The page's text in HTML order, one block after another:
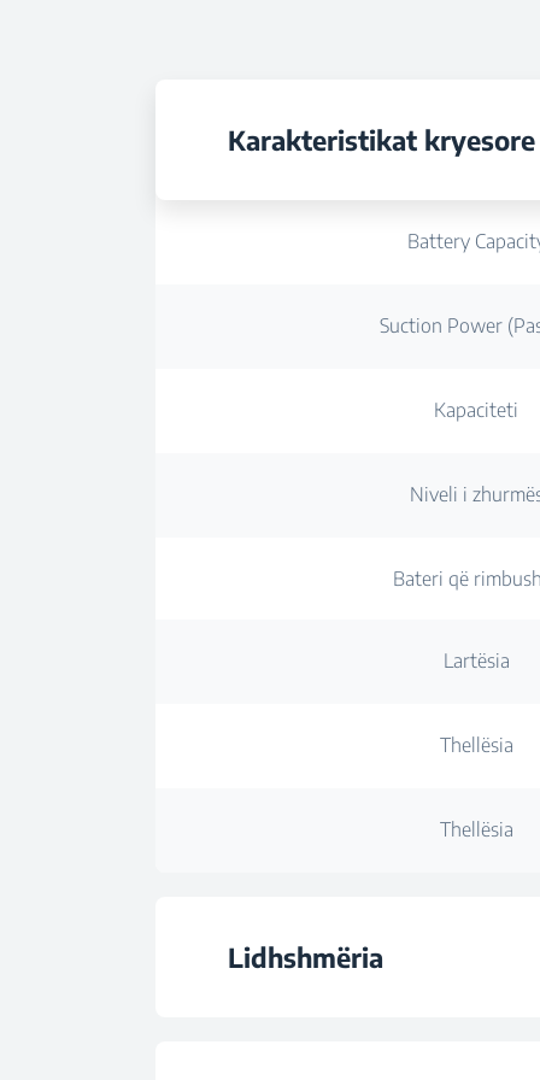
Karakteristikat kryesore
Battery
Suction Power
Kapaciteti
Niveli i
Bateri që
Lartësia
Thellësia
Thellësia
Lidhshmëria